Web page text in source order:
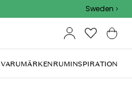
Sweden
VARUMÄRKENRUMINSPIRATION